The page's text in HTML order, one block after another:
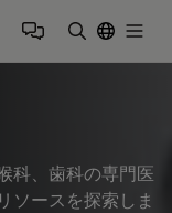
科、歯科の専門医
ソースを探索しま